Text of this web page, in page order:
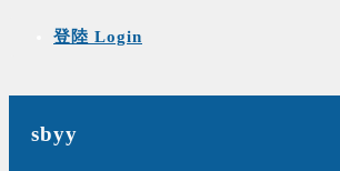
登陸 Login
sbyy